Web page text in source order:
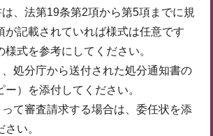
、法第19条第2項から第5項までに規
が記載されていれば様式は任意です
様式を参考にしてください。
処分庁から送付された処分通知書の
ー）を添付してください。
て審査請求する場合は、委任状を添
い。